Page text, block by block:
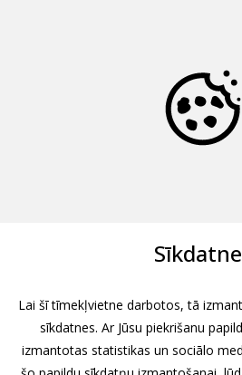
Lai šī tīmekļvietne darbotos, tā
sīkdatnes. Ar Jūsu piekrišanu
izmantotas statistikas un sociālo